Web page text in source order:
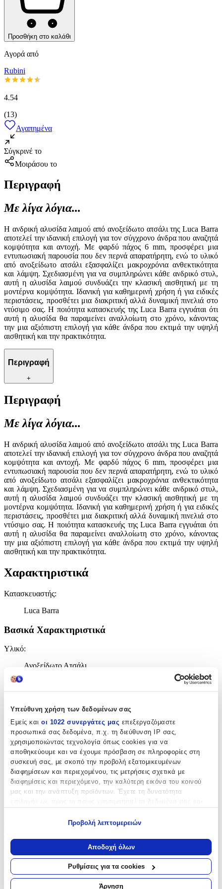
Υπεύθυνη χρήση των δεδομένων σας
Εμείς και οι 1022 συνεργάτες μας επεξεργαζόμαστε
προσωπικά σας δεδομένα, π.χ. τη διεύθυνση IP σας,
χρησιμοποιώντας τεχνολογία όπως cookies για να
αποθηκεύουμε και να έχουμε πρόσβαση σε πληροφορίες στη
συσκευή σας, με σκοπό την προβολή εξατομικευμένων
διαφημίσεων και περιεχομένου, τις μετρήσεις σχετικά με
διαφημίσεις και περιεχόμενο, την καλύτερη εικόνα του κοινού
μας και την ανάπτυξη προϊόντων. Έχετε τη δυνατότητα
Να συλλέξουμε πληροφορίες σχετικά με τη γεωγραφική
σας τοποθεσία, οι οποίες μπορεί να είναι ακριβείς σε
απόσταση μερικών μέτρων
Να αναγνωρίσουμε τη συσκευή σας σαρώνοντας ενεργά
για συγκεκριμένα χαρακτηριστικά (δακτυλικό αποτύπωμα)
Προβολή λεπτομερειών
Αποδοχή όλων
Ρυθμίσεις για τα cookies
Άρνηση
Προσθήκη στο καλάθι
Αγορά από
Rubini
4.54
(13)
Αγαπημένα
Σύγκρινέ το
Μοιράσου το
Περιγραφή
Με λίγα λόγια...
Η ανδρική αλυσίδα λαιμού από ανοξείδωτο ατσάλι της Luca Barra
αποτελεί την ιδανική επιλογή για τον σύγχρονο άνδρα που αναζητά
κομψότητα και αντοχή. Με φαρδύ πάχος 6 mm, προσφέρει μια
εντυπωσιακή παρουσία που δεν περνά απαρατήρητη, ενώ το υλικό
από ανοξείδωτο ατσάλι εξασφαλίζει μακροχρόνια ανθεκτικότητα
και λάμψη. Σχεδιασμένη για να συμπληρώνει κάθε ανδρικό στυλ,
αυτή η αλυσίδα λαιμού συνδυάζει την κλασική αισθητική με τη
μοντέρνα κομψότητα. Ιδανική για καθημερινή χρήση ή για ειδικές
περιστάσεις, προσθέτει μια διακριτική αλλά δυναμική πινελιά στο
ντύσιμο σας. Η ποιότητα κατασκευής της Luca Barra εγγυάται ότι
αυτή η αλυσίδα θα παραμείνει αναλλοίωτη στο χρόνο, κάνοντας
την μια αξιόπιστη επιλογή για κάθε άνδρα που εκτιμά την υψηλή
αισθητική και την πρακτικότητα.
Περιγραφή
+
Περιγραφή
Με λίγα λόγια...
Η ανδρική αλυσίδα λαιμού από ανοξείδωτο ατσάλι της Luca Barra
αποτελεί την ιδανική επιλογή για τον σύγχρονο άνδρα που αναζητά
κομψότητα και αντοχή. Με φαρδύ πάχος 6 mm, προσφέρει μια
εντυπωσιακή παρουσία που δεν περνά απαρατήρητη, ενώ το υλικό
από ανοξείδωτο ατσάλι εξασφαλίζει μακροχρόνια ανθεκτικότητα
και λάμψη. Σχεδιασμένη για να συμπληρώνει κάθε ανδρικό στυλ,
αυτή η αλυσίδα λαιμού συνδυάζει την κλασική αισθητική με τη
μοντέρνα κομψότητα. Ιδανική για καθημερινή χρήση ή για ειδικές
περιστάσεις, προσθέτει μια διακριτική αλλά δυναμική πινελιά στο
ντύσιμο σας. Η ποιότητα κατασκευής της Luca Barra εγγυάται ότι
αυτή η αλυσίδα θα παραμείνει αναλλοίωτη στο χρόνο, κάνοντας
την μια αξιόπιστη επιλογή για κάθε άνδρα που εκτιμά την υψηλή
αισθητική και την πρακτικότητα.
Χαρακτηριστικά
Κατασκευαστής:
Luca Barra
Βασικά Χαρακτηριστικά
Υλικό:
Ανοξείδωτο Ατσάλι
Δίχρωμη
Όχι
Φύλο:
Άνδρας
Χρώμα Υλικού:
Τύπος:
Λαιμού
Πάχος: